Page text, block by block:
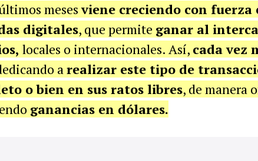
mesesviene creciendo con
digitales, que permite ganar al
locales o internacionales. Así, cada vez
arealizar este tipo de
o bien en sus ratos libres, de manera
ganancias en dólares.